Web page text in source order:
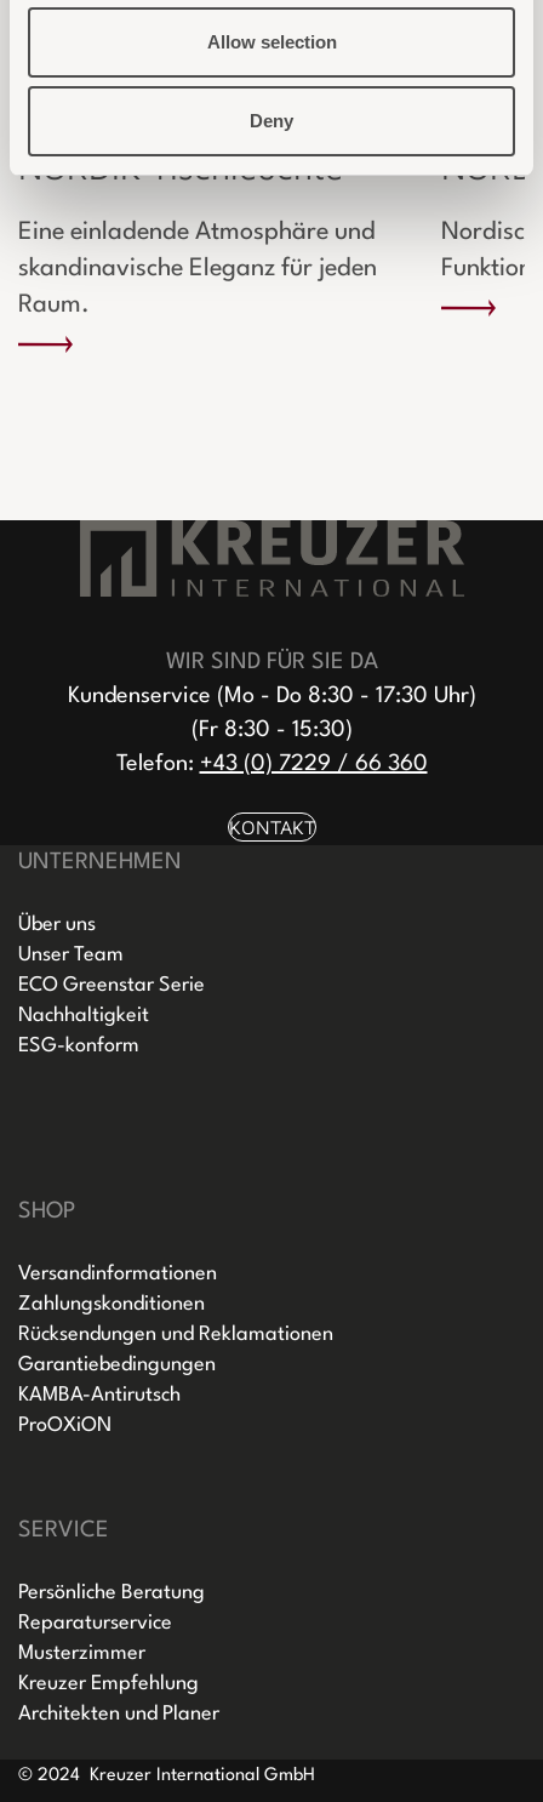
Allow selection
Deny
NORDIK Tischleuchte
Eine einladende Atmosphäre und
skandinavische Eleganz für jeden
Raum.
WIR SIND FÜR SIE DA
Kundenservice (Mo - Do 8:30 - 17:30 Uhr)
(Fr 8:30 - 15:30)
Telefon: +43 (0) 7229 / 66 360
KONTAKT
UNTERNEHMEN
Über uns
Unser Team
ECO Greenstar Serie
Nachhaltigkeit
ESG-konform
SHOP
Versandinformationen
Zahlungskonditionen
Rücksendungen und Reklamationen
Garantiebedingungen
KAMBA-Antirutsch
ProOXiON
SERVICE
Persönliche Beratung
Reparaturservice
Musterzimmer
Kreuzer Empfehlung
Architekten und Planer
© 2024 Kreuzer International GmbH